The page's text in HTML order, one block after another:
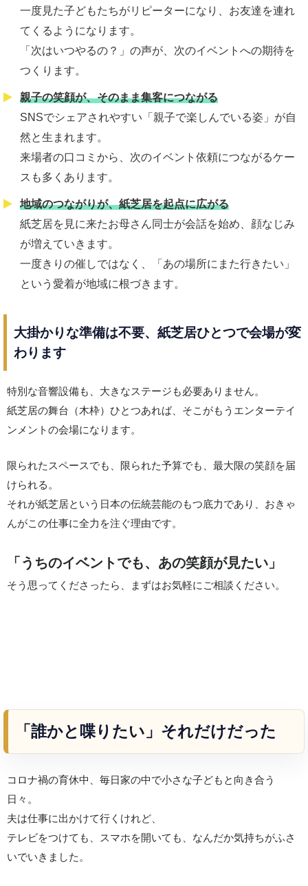
一度見た子どもたちがリピーターになり、お友達を連れ
てくるようになります。
「次はいつやるの？」の声が、次のイベントへの期待を
つくります。
親子の笑顔が、そのまま集客につながる
SNSでシェアされやすい「親子で楽しんでいる姿」が自
然と生まれます。
来場者の口コミから、次のイベント依頼につながるケー
スも多くあります。
地域のつながりが、紙芝居を起点に広がる
紙芝居を見に来たお母さん同士が会話を始め、顔なじみ
が増えていきます。
一度きりの催しではなく、「あの場所にまた行きたい」
という愛着が地域に根づきます。
大掛かりな準備は不要、紙芝居ひとつで会場が変
わります
特別な音響設備も、大きなステージも必要ありません。
紙芝居の舞台（木枠）ひとつあれば、そこがもうエンターテイ
ンメントの会場になります。
限られたスペースでも、限られた予算でも、最大限の笑顔を届
けられる。
それが紙芝居という日本の伝統芸能のもつ底力であり、おきゃ
んがこの仕事に全力を注ぐ理由です。
「うちのイベントでも、あの笑顔が見たい」
そう思ってくださったら、まずはお気軽にご相談ください。
「誰かと喋りたい」それだけだった
コロナ禍の育休中、毎日家の中で小さな子どもと向き合う
日々。
夫は仕事に出かけて行くけれど、
テレビをつけても、スマホを開いても、なんだか気持ちがふさ
いでいきました。